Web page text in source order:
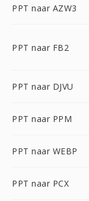
PPT naar AZW3
PPT naar FB2
PPT naar DJVU
PPT naar PPM
PPT naar WEBP
PPT naar PCX